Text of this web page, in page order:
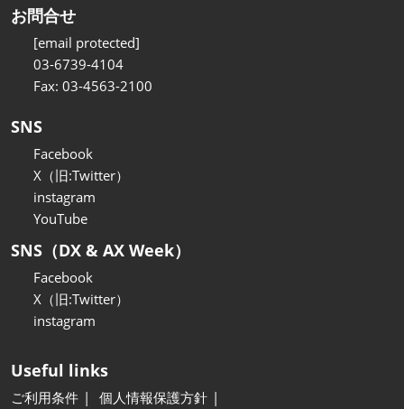
お問合せ
[email protected]
03-6739-4104
Fax: 03-4563-2100
SNS
Facebook
X（旧:Twitter）
instagram
YouTube
SNS（DX & AX Week）
Facebook
X（旧:Twitter）
instagram
Useful links
ご利用条件
個人情報保護方針